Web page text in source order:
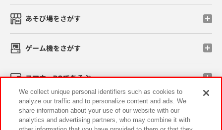
あそび場をさがす
ゲーム機をさがす
スマホ・PCであそぶ
イベント・キャンペーン
We collect unique personal identifiers such as cookies to
analyze our traffic and to personalize content and ads. We
share information about your use of our website with our
analytics and advertising partners, who may combine it with